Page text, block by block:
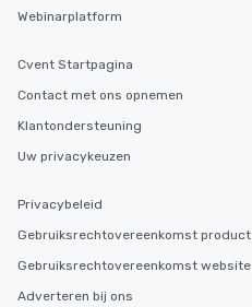
Webinarplatform
Cvent Startpagina
Contact met ons opnemen
Klantondersteuning
Uw privacykeuzen
Privacybeleid
Gebruiksrechtovereenkomst product
Gebruiksrechtovereenkomst website
Adverteren bij ons